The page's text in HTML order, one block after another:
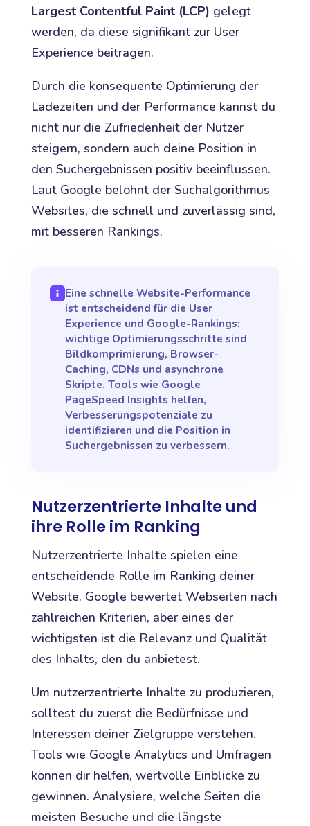
Largest Contentful Paint (LCP) gelegt
werden, da diese signifikant zur User
Experience beitragen.
Durch die konsequente Optimierung der
Ladezeiten und der Performance kannst du
nicht nur die Zufriedenheit der Nutzer
steigern, sondern auch deine Position in
den Suchergebnissen positiv beeinflussen.
Laut Google belohnt der Suchalgorithmus
Websites, die schnell und zuverlässig sind,
mit besseren Rankings.
Eine schnelle Website-Performance
ist entscheidend für die User
Experience und Google-Rankings;
wichtige Optimierungsschritte sind
Bildkomprimierung, Browser-
Caching, CDNs und asynchrone
Skripte. Tools wie Google
PageSpeed Insights helfen,
Verbesserungspotenziale zu
identifizieren und die Position in
Suchergebnissen zu verbessern.
Nutzerzentrierte Inhalte und
ihre Rolle im Ranking
Nutzerzentrierte Inhalte spielen eine
entscheidende Rolle im Ranking deiner
Website. Google bewertet Webseiten nach
zahlreichen Kriterien, aber eines der
wichtigsten ist die Relevanz und Qualität
des Inhalts, den du anbietest.
Um nutzerzentrierte Inhalte zu produzieren,
solltest du zuerst die Bedürfnisse und
Interessen deiner Zielgruppe verstehen.
Tools wie Google Analytics und Umfragen
können dir helfen, wertvolle Einblicke zu
gewinnen. Analysiere, welche Seiten die
meisten Besuche und die längste